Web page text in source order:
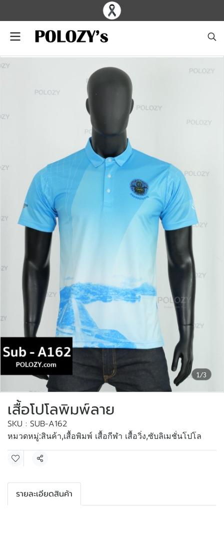
1/3
เสื้อโปโลพิมพ์ลาย
SKU : SUB-A162
หมวดหมู่:สินค้า,เสื้อพิมพ์ เสื้อกีฬา เสื้อวิ่ง,ซับลิเมชั่นโปโล
แชร์
รายละเอียดสินค้า